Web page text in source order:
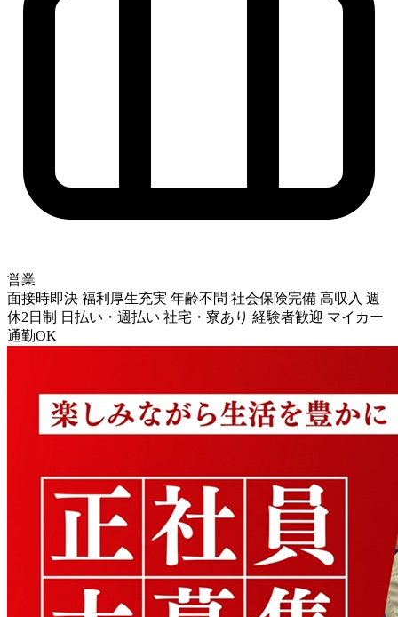
営業
面接時即決 福利厚生充実 年齢不問 社会保険完備 高収入 週
休2日制
日払い・週払い 社宅・寮あり 経験者歓迎 マイカー
通勤OK